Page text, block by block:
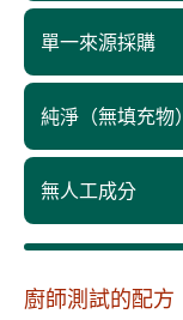
單一來源採購
純淨（無填充物）
無人工成分
廚師測試的配方